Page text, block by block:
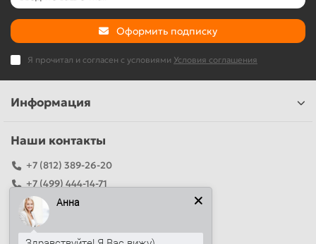
Оформить подписку
Я прочитал и согласен с условиями Условия соглашения
Информация
Наши контакты
+7 (812) 389-26-20
+7 (499) 444-14-71
info@sandwichpanelsvspb.ru
Наш адрес
Анна